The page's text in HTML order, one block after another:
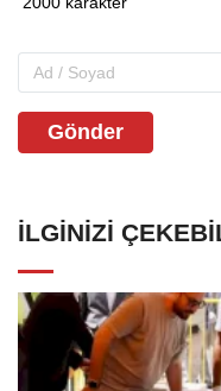
Gönder
İLGINIZI